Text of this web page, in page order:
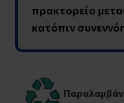
πρακτορείο
κατόπιν